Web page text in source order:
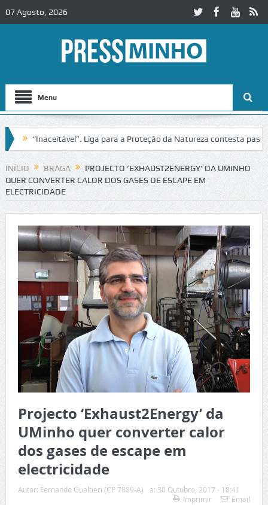
07 Agosto, 2026
Menu
“Inaceitável”. Liga para a Proteção da Natureza contesta passagem
Igreja do Castelo de Cerveira assegura financiamento para
INÍCIO BRAGA
PROJECTO ‘EXHAUST2ENERGY’ DA UMINHO
QUER CONVERTER CALOR DOS GASES DE ESCAPE EM
ELECTRICIDADE
Projecto ‘Exhaust2Energy’ da
UMinho quer converter calor
dos gases de escape em
electricidade
Autor: Fernando Gualtieri (CP 7889-A) a: 30 Outubro, 2017 - 18:41
Imprimir
Email